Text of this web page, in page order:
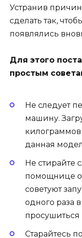
Устранив
сделать так,
появлялись
Для этого
простым
Не следует
машину.
килограммов
данная
Не стирайте
помощнице
советуют
одного раза
просушиться
Старайтесь